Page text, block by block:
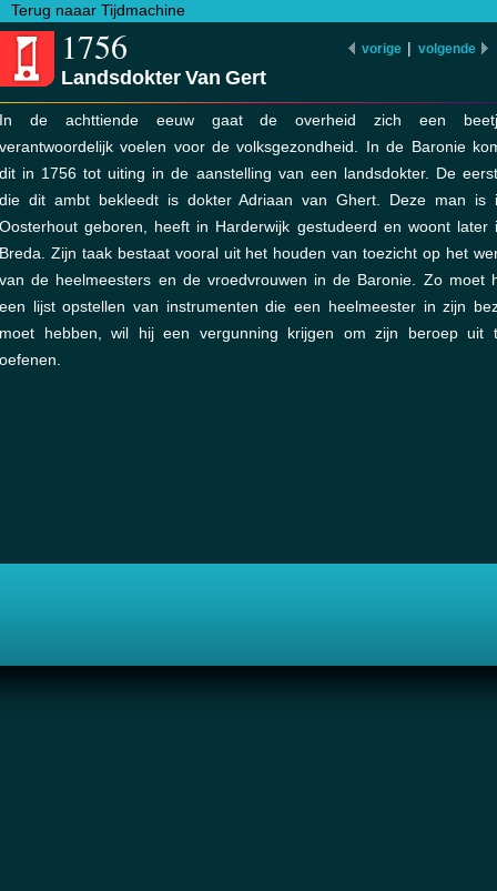
Terug naaar Tijdmachine
vorige | volgende
1756
Landsdokter Van Gert
In de achttiende eeuw gaat de overheid zich een
verantwoordelijk voelen voor de volksgezondheid. In de Baronie
dit in 1756 tot uiting in de aanstelling van een landsdokter. De
die dit ambt bekleedt is dokter Adriaan van Ghert. Deze man is
Oosterhout geboren, heeft in Harderwijk gestudeerd en woont later
Breda. Zijn taak bestaat vooral uit het houden van toezicht op het
van de heelmeesters en de vroedvrouwen in de Baronie. Zo moet
een lijst opstellen van instrumenten die een heelmeester in zijn
moet hebben, wil hij een vergunning krijgen om zijn beroep uit
oefenen.